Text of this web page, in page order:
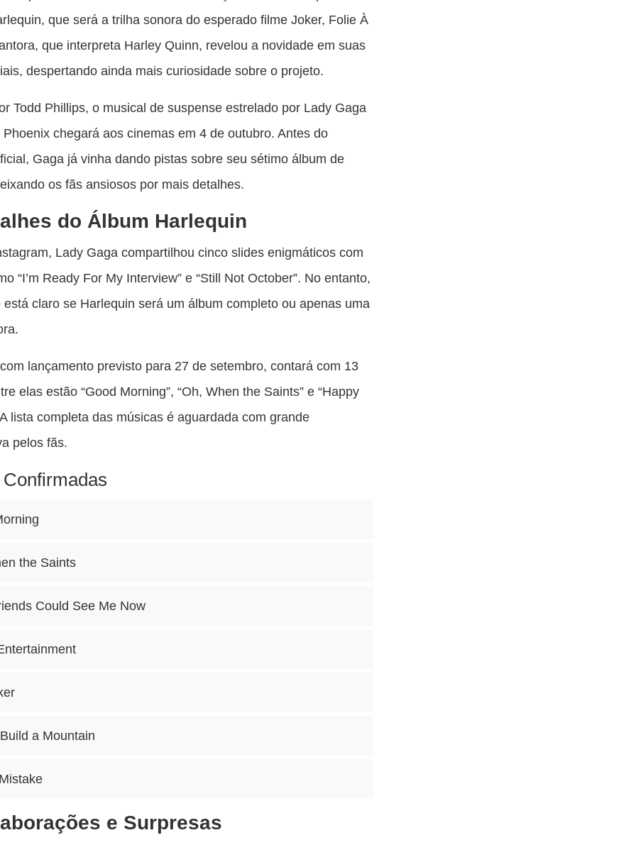
com
Facebook
Twitter
publicação
Messenger
que será a trilha sonora do esperado filme Joker, Folie À
que interpreta Harley Quinn, revelou a novidade em suas
despertando ainda mais curiosidade sobre o projeto.
Todd Phillips, o musical de suspense estrelado por Lady Gaga
chegará aos cinemas em 4 de outubro. Antes do
Gaga já vinha dando pistas sobre seu sétimo álbum de
os fãs ansiosos por mais detalhes.
do Álbum Harlequin
Lady Gaga compartilhou cinco slides enigmáticos com
“I’m Ready For My Interview” e “Still Not October”. No entanto,
está claro se Harlequin será um álbum completo ou apenas uma
lançamento previsto para 27 de setembro, contará com 13
elas estão “Good Morning”, “Oh, When the Saints” e “Happy
lista completa das músicas é aguardada com grande
pelos fãs.
the Saints
Could See Me Now
a Mountain
e Surpresas